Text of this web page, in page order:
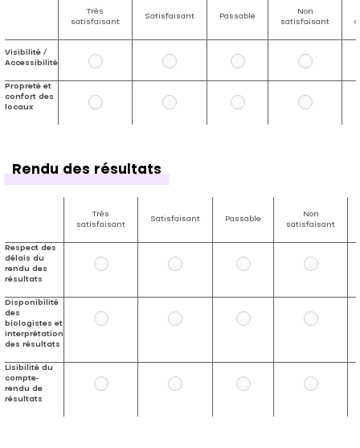
Très
satisfaisant
Satisfaisant Passable
Non
satisfaisant
Visibilité /
Accessibilité
Propreté et
confort des
locaux
Rendu des résultats
Très
satisfaisant
Satisfaisant Passable
Non
satisfaisant
Respect des
délais du
rendu des
résultats
Disponibilité
des
biologistes et
interprétation
des résultats
Lisibilité du
compte-
rendu de
résultats